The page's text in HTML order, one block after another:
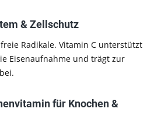
& Zellschutz
Radikale. Vitamin C unterstützt
Eisenaufnahme und trägt zur
für Knochen &